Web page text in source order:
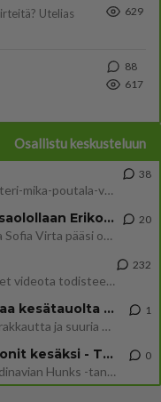
Utelias
629
88
617
Osallistu keskusteluun
https://www.mtvuutiset.fi/artikkeli/ministeri-mika-poutala-vakavassa-onnettomuudessa/9375980 Kumma kun jutussa ei manit
38
Missä on Sofia Virta? Loistaa poissaolollaan Erikoisjoukot uudelta kaudelta
Vihreiden puheenjohtaja, kansanedustaja Sofia Virta pääsi otsikoihin, kun tieto hänen osallistumisestaan Erikoisjoukot-k
20
"Lukuisat suomenkieliset tilit ovat jakaneet videota todisteena siitä, että siirtolaisjoukot aiheuttavat edelleen Ceutas
232
Tänään tv:ssä: Salatut elämät palaa kesätauolta - Tässä hieman juonipaljastuksia
Pihlajakatu 23 B on täynnä naurua, itkua, rakkautta ja suuria salaisuuksia. Suomalaisten yksi pitkäikäisimmistä draamas
1
Esko Eerikäinen lopetti testosteronit kesäksi - Tämä ikävä vaikutus iski heti
Juontaja, mediapersoona ja entinen Scandinavian Hunks -tanssija Esko Eerikäinen on tunnettu avoimuudestaan. Nyt Eerikäi
0